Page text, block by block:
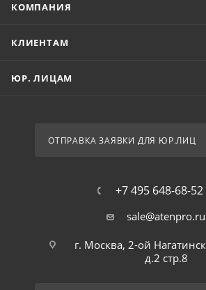
КОМПАНИЯ
КЛИЕНТАМ
ЮР. ЛИЦАМ
ОТПРАВКА ЗАЯВКИ ДЛЯ ЮР.ЛИЦ
+7 495 648-68-52
sale@atenpro.ru
г. Москва, 2-ой
д.2 стр.8